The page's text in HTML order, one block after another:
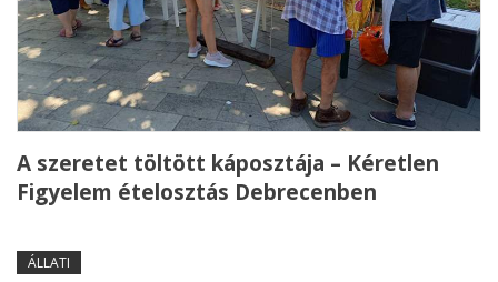
A szeretet töltött káposztája – Kéretlen
Figyelem ételosztás Debrecenben
ÁLLATI